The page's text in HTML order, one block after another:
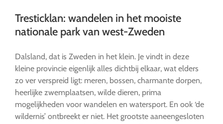
Tresticklan: wandelen in het mooiste
nationale park van west-Zweden
Dalsland, dat is Zweden in het klein. Je vindt in deze
kleine provincie eigenlijk alles dichtbij elkaar, wat elders
zo ver verspreid ligt: meren, bossen, charmante dorpen,
heerlijke zwemplaatsen, wilde dieren, prima
mogelijkheden voor wandelen en watersport. En ook ‘de
wildernis’ ontbreekt er niet. Het grootste aaneengesloten